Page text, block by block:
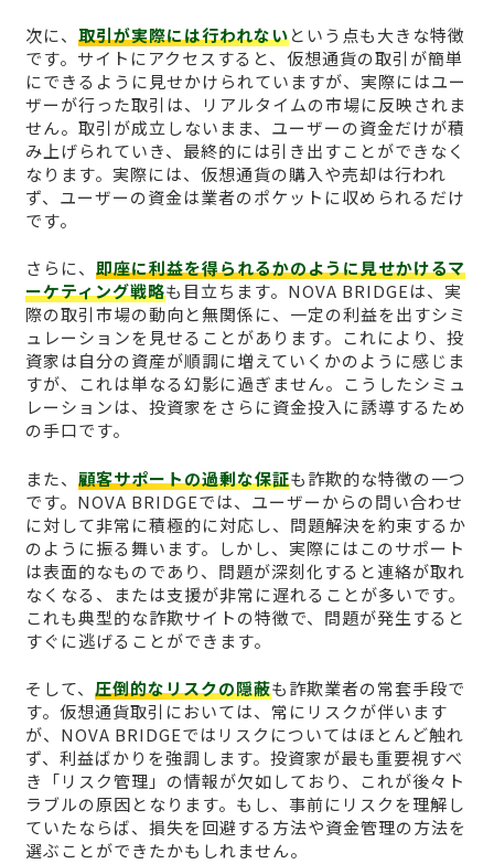
次に、 取引が実際には行われないという点も大きな特徴
です。サイトにアクセスすると、仮想通貨の取引が簡単
にできるように見せかけられていますが、実際にはユー
ザーが行った取引は、リアルタイムの市場に反映されま
せん。取引が成立しないまま、ユーザーの資金だけが積
み上げられていき、最終的には引き出すことができなく
なります。実際には、仮想通貨の購入や売却は行われ
ず、ユーザーの資金は業者のポケットに収められるだけ
です。
さらに、 即座に利益を得られるかのように見せかけるマ
ーケティング戦略も目立ちます。NOVA BRIDGEは、実
際の取引市場の動向と無関係に、一定の利益を出すシミ
ュレーションを見せることがあります。これにより、投
資家は自分の資産が順調に増えていくかのように感じま
すが、これは単なる幻影に過ぎません。こうしたシミュ
レーションは、投資家をさらに資金投入に誘導するため
の手口です。
また、 顧客サポートの過剰な保証も詐欺的な特徴の一つ
です。NOVA BRIDGEでは、ユーザーからの問い合わせ
に対して非常に積極的に対応し、問題解決を約束するか
のように振る舞います。しかし、実際にはこのサポート
は表面的なものであり、問題が深刻化すると連絡が取れ
なくなる、または支援が非常に遅れることが多いです。
これも典型的な詐欺サイトの特徴で、問題が発生すると
すぐに逃げることができます。
そして、 圧倒的なリスクの隠蔽も詐欺業者の常套手段で
す。仮想通貨取引においては、常にリスクが伴います
が、NOVA BRIDGEではリスクについてはほとんど触れ
ず、利益ばかりを強調します。投資家が最も重要視すべ
き「リスク管理」の情報が欠如しており、これが後々ト
ラブルの原因となります。もし、事前にリスクを理解し
ていたならば、損失を回避する方法や資金管理の方法を
選ぶことができたかもしれません。